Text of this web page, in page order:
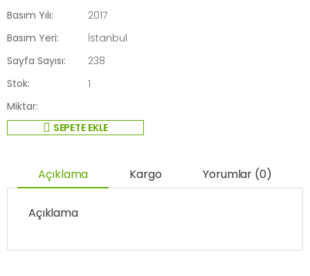
Basım Yılı:
2017
Basım Yeri:
İstanbul
Sayfa Sayısı:
238
Stok:
1
Miktar:
SEPETE EKLE
Açıklama Kargo Yorumlar (0)
Açıklama